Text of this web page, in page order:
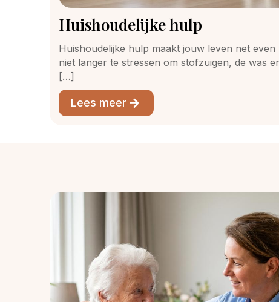
Huishoudelijke hulp
Huishoudelijke hulp maakt jouw leven net
niet langer te stressen om stofzuigen, de was
[…]
Lees meer